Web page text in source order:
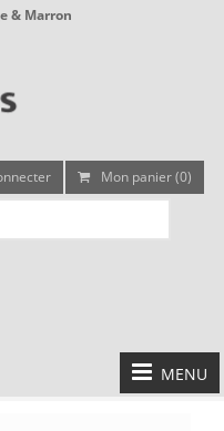
& Marron
Mon panier (0)
MENU